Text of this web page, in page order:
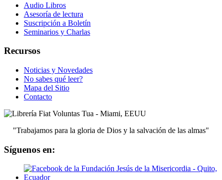
Audio Libros
Asesoría de lectura
Suscripción a Boletín
Seminarios y Charlas
Recursos
Noticias y Novedades
No sabes qué leer?
Mapa del Sitio
Contacto
"Trabajamos para la gloria de Dios y la salvación de las almas"
Síguenos en: